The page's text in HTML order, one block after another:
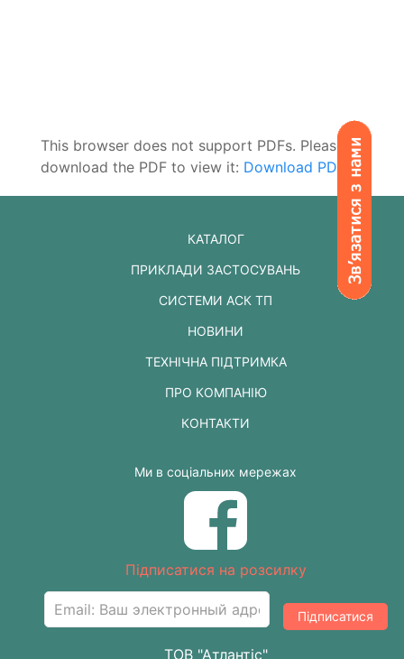
This browser does not support PDFs. Please
download the PDF to view it: Download PDF
КАТАЛОГ
ПРИКЛАДИ ЗАСТОСУВАНЬ
СИСТЕМИ АСК ТП
НОВИНИ
ТЕХНІЧНА ПІДТРИМКА
ПРО КОМПАНІЮ
КОНТАКТИ
Ми в соціальних мережах
Підписатися на розсилку
Підписатися
ТОВ "Атлантіс"